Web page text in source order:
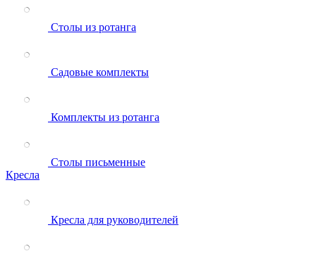
Столы из ротанга
Садовые комплекты
Комплекты из ротанга
Столы письменные
Кресла
Кресла для руководителей